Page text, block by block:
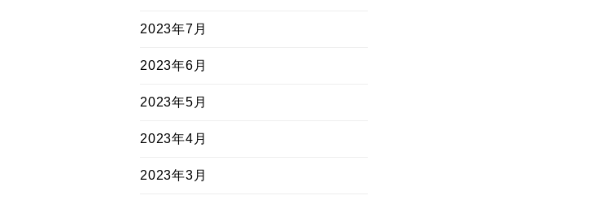
2023年7月
2023年6月
2023年5月
2023年4月
2023年3月